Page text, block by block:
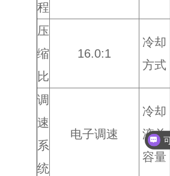
程
压
缩
比
16.0:1
冷却
方式
调
速
系
统
电子调速
冷却
液总
容量